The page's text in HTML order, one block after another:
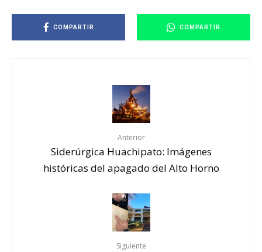
COMPARTIR COMPARTIR
Anterior
Siderúrgica Huachipato: Imágenes
históricas del apagado del Alto Horno
Siguiente